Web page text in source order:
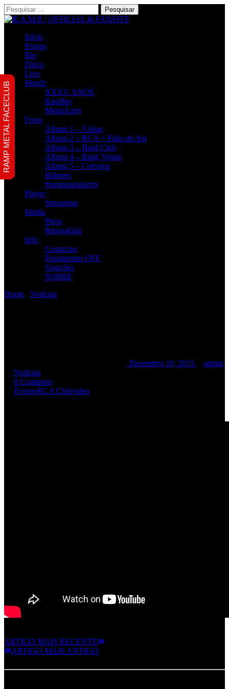
Pesquisar
por:
Início
Promo
Bio
Disco
Live
Merch
XXXV ANOS
Rastilho
MetalArmy
Fotos
Álbum 1 – Várias
Álbum 2 – RCA + Pátio do Sol
Álbum 3 – Hard Club
Álbum 4 – Bang Venue
Álbum 5 – Corroios
Bilhetes
#rampmetalarmy
Player
Streaming
Media
Press
Repositório
Info
Contactos
Passatempo OFF
Votações
SOBRE
Home
Notícias
Dezembro 10, 2015
admin
Notícias
0 Comment
EventoRCA Clubvideo
ARTIGO MAIS RECENTE
ARTIGO MAIS ANTIGO
RAMP METAL FACECLUB